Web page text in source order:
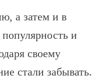
а затем и в
и
своему
стали забывать.